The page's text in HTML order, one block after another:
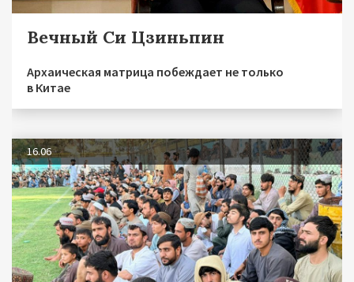
Вечный Си Цзиньпин
Архаическая матрица побеждает не только
в Китае
16.06